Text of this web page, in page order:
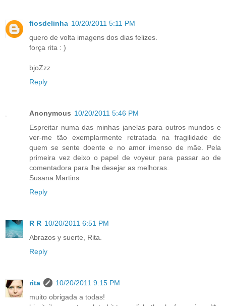
fiosdelinha 10/20/2011 5:11 PM
quero de volta imagens dos dias felizes.
força rita : )
bjoZzz
Reply
Anonymous 10/20/2011 5:46 PM
Espreitar numa das minhas janelas para outros mundos e
ver-me tão exemplarmente retratada na fragilidade de
quem se sente doente e no amor imenso de mãe. Pela
primeira vez deixo o papel de voyeur para passar ao de
comentadora para lhe desejar as melhoras.
Susana Martins
Reply
R R 10/20/2011 6:51 PM
Abrazos y suerte, Rita.
Reply
rita
10/20/2011 9:15 PM
muito obrigada a todas!